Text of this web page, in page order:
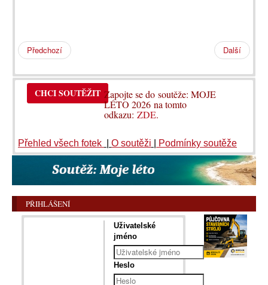
Předchozí Další
CHCI SOUTĚŽIT Zapojte se do soutěže: MOJE
LÉTO 2026 na tomto
odkazu:ZDE.
Přehled všech fotek O soutěži Podmínky soutěže
PŘIHLÁŠENÍ
Uživatelské
jméno
Heslo